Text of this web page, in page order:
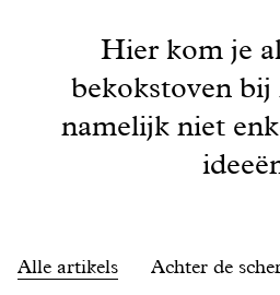
Hier kom je
bekokstoven
namelijk niet
Alle artikels Achter de